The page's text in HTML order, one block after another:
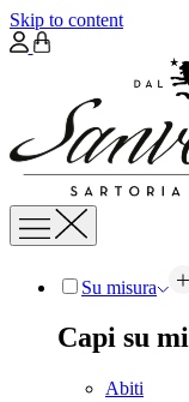
Skip to content
Su misura
Capi su
Abiti